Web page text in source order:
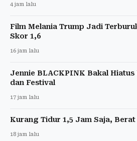
4 jam lalu
Film Melania Trump Jadi
Skor 1,6
16 jam lalu
Jennie BLACKPINK Bakal Hiatus
dan Festival
17 jam lalu
Kurang Tidur 1,5 Jam Saja, Berat
18 jam lalu